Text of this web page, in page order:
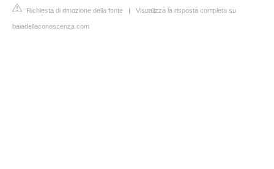
Richiesta di rimozione della fonte | Visualizza la risposta completa su
baiadellaconoscenza.com